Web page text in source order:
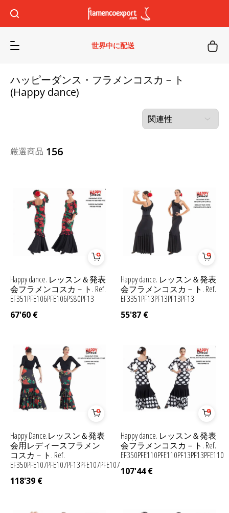
世界中に配送
ハッピーダンス・フラメンコスカ－ト
(Happy dance)
厳選商品 156
Happy dance. レッスン＆発表
会フラメンコスカ－ト. Ref.
EF351PFE106PFE106PS80PF13
67'60 €
Happy dance. レッスン＆発表
会フラメンコスカ－ト. Ref.
EF3351PF13PF13PF13PF13
55'87 €
Happy Dance.レッスン＆発表
会用レディースフラメン
コスカ－ト. Ref.
EF350PFE107PFE107PF13PFE107PFE107
118'39 €
Happy dance. レッスン＆発表
会フラメンコスカ－ト. Ref.
EF350PFE110PFE110PF13PF13PFE110
107'44€